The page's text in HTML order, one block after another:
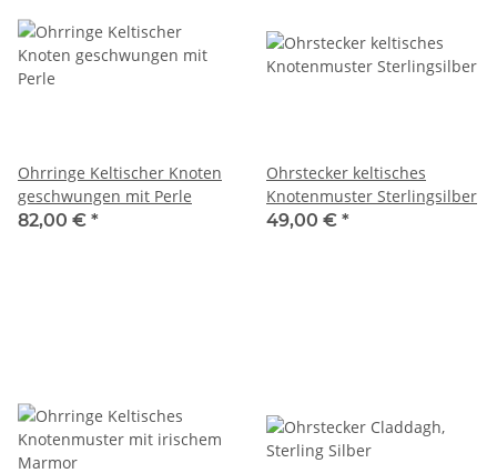
Ohrringe Keltischer Knoten
geschwungen mit Perle
82,00 € *
Ohrstecker keltisches
Knotenmuster Sterlingsilber
49,00 € *